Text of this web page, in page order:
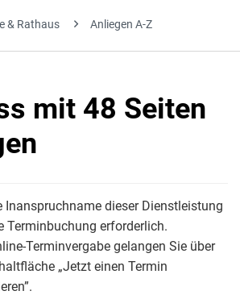
& Rathaus Anliegen A-Z
mit 48 Seiten
Inanspruchname dieser Dienstleistung
Terminbuchung erforderlich.
Terminvergabe gelangen Sie über
„Jetzt einen Termin